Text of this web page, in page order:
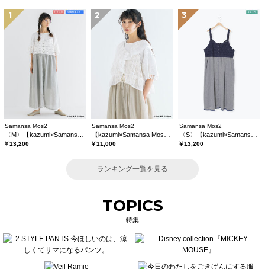
1
Samansa Mos2
￥13,200
2
Samansa Mos2
￥11,000
3
Samansa Mos2
￥13,200
ランキング一覧を見る
TOPICS
特集